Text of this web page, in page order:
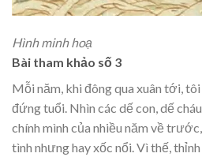
Hình minh hoạ
Bài tham khảo số 3
Mỗi năm, khi đông qua xuân tới,
đứng tuổi. Nhìn các dế con, dế
chính mình của nhiều năm về
tình nhưng hay xốc nổi. Vì thế,